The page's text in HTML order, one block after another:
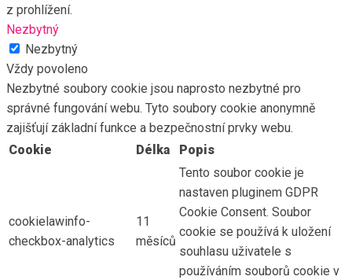
z prohlížení.
Nezbytný
Nezbytný
Vždy povoleno
Nezbytné soubory cookie jsou naprosto nezbytné pro
správné fungování webu. Tyto soubory cookie anonymně
zajišťují základní funkce a bezpečnostní prvky webu.
Cookie
Délka Popis
cookielawinfo-
checkbox-analytics
11
měsíců
Tento soubor cookie je
nastaven pluginem GDPR
Cookie Consent. Soubor
cookie se používá k uložení
souhlasu uživatele s
používáním souborů cookie v